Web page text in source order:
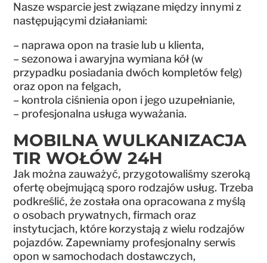
Nasze wsparcie jest związane między innymi z
następującymi działaniami:
– naprawa opon na trasie lub u klienta,
– sezonowa i awaryjna wymiana kół (w
przypadku posiadania dwóch kompletów felg)
oraz opon na felgach,
– kontrola ciśnienia opon i jego uzupełnianie,
– profesjonalna usługa wyważania.
MOBILNA WULKANIZACJA
TIR WOŁÓW 24H
Jak można zauważyć, przygotowaliśmy szeroką
ofertę obejmującą sporo rodzajów usług. Trzeba
podkreślić, że została ona opracowana z myślą
o osobach prywatnych, firmach oraz
instytucjach, które korzystają z wielu rodzajów
pojazdów. Zapewniamy profesjonalny serwis
opon w samochodach dostawczych,